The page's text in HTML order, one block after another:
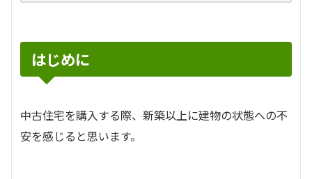
はじめに
中古住宅を購入する際、新築以上に建物の状態への不
安を感じると思います。